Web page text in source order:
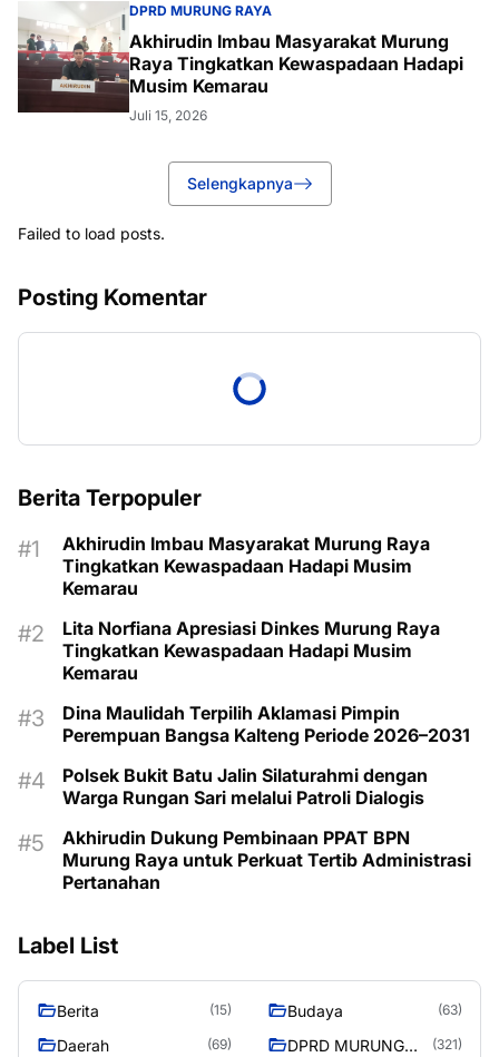
DPRD MURUNG RAYA
Akhirudin Imbau Masyarakat Murung
Raya Tingkatkan Kewaspadaan Hadapi
Musim Kemarau
Juli 15, 2026
Selengkapnya
Failed to load posts.
Posting Komentar
Berita Terpopuler
Akhirudin Imbau Masyarakat Murung Raya
Tingkatkan Kewaspadaan Hadapi Musim
Kemarau
Lita Norfiana Apresiasi Dinkes Murung Raya
Tingkatkan Kewaspadaan Hadapi Musim
Kemarau
Dina Maulidah Terpilih Aklamasi Pimpin
Perempuan Bangsa Kalteng Periode 2026–2031
Polsek Bukit Batu Jalin Silaturahmi dengan
Warga Rungan Sari melalui Patroli Dialogis
Akhirudin Dukung Pembinaan PPAT BPN
Murung Raya untuk Perkuat Tertib Administrasi
Pertanahan
Label List
Berita (15) Budaya (63)
Daerah (69)
DPRD MURUNG
(321)